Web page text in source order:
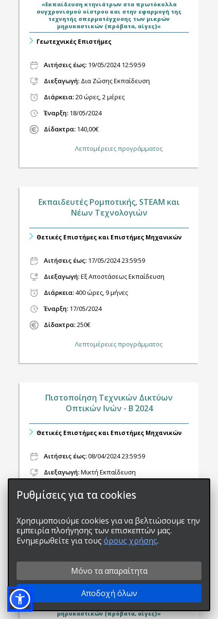
«Εκπαίδευση κτηνιάτρων στα πρωτόκολλα
συγχρονισμού οίστρου και στην εφαρμογή της
τεχνητής σπερματέγχυσης των μικρών
μηρυκαστικών (πρόβατα, αίγες)»
Γεωτεχνικές Επιστήμες
Αιτήσεις έως: 19/05/2024 12:59:59
Διεξαγωγή: Δια Ζώσης Εκπαίδευση
Διάρκεια:20 ώρες, 2 μέρες
Έναρξη: 18/05/2024
Δίδακτρα: 140,00€
Λεπτομέρειες προγράμματος
Εκπαιδευτές Ρομποτικής, STEAM και
Νέων Τεχνολογιών
Θετικές Επιστήμες και Επιστήμες Μηχανικών
Αιτήσεις έως: 17/05/2024 23:59:59
Διεξαγωγή:Εξ Αποστάσεως Εκπαίδευση
Διάρκεια:400 ώρες, 9 μήνες
Έναρξη: 17/05/2024
Δίδακτρα:250€
Λεπτομέρειες προγράμματος
Πιστοποίηση Τεχνικών Δικτύων
Οπτικών Ινών - Β΄ 2024
Θετικές Επιστήμες και Επιστήμες Μηχανικών
Αιτήσεις έως:08/04/2024 23:59:59
Διεξαγωγή:Μικτή Εκπαίδευση
Διάρκεια:
Έναρξη: 13/04/2024
Δίδακτρα:500€
Λεπτομέρειες προγράμματος
«Εκπαίδευση κτηνιάτρων στα πρωτόκολλα
συγχρονισμού οίστρου και στην εφαρμογή της
μηρυκαστικών (πρόβατα, αίγες)»
Ρυθμίσεις για τα cookies
Χρησιμοποιούμε cookies για να βελτιώσουμε την
εμπειρία πλοήγησης των επισκεπτών μας.
Ενημερωθείτε για τους όρους χρήσης.
Μόνο τα απαραίτητα
Αποδοχή όλων